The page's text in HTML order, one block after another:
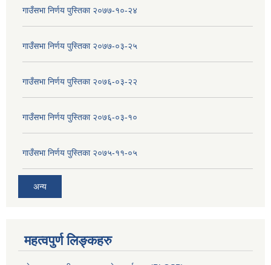
गाउँसभा निर्णय पुस्तिका २०७७-१०-२४
गाउँसभा निर्णय पुस्तिका २०७७-०३-२५
गाउँसभा निर्णय पुस्तिका २०७६-०३-२२
गाउँसभा निर्णय पुस्तिका २०७६-०३-१०
गाउँसभा निर्णय पुस्तिका २०७५-११-०५
अन्य
महत्वपुर्ण लिङ्कहरु